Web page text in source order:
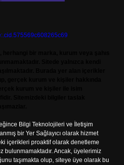
Bilgi Teknolojileri ve İletişim
bir Yer Sağlayıcı olarak hizmet
içerikleri proaktif olarak denetleme
bulunmamaktadır. Ancak, üyelerimiz
taşımakta olup, siteye üye olarak bu